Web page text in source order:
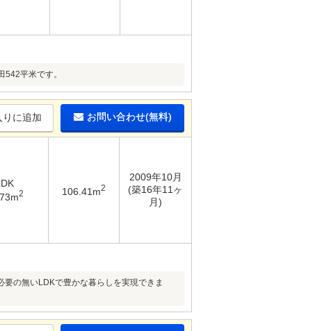
平米です。
りに追加 お問い合わせ(無料)
2 106.41m2
2009年10月
(築16年11ヶ
月)
の無いLDKで豊かな暮らしを実現できま